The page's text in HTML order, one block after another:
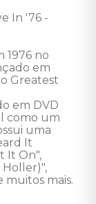
In '76 -
1976 no
em
Greatest
em DVD
como um
uma
It
It On",
Holler)",
mais.